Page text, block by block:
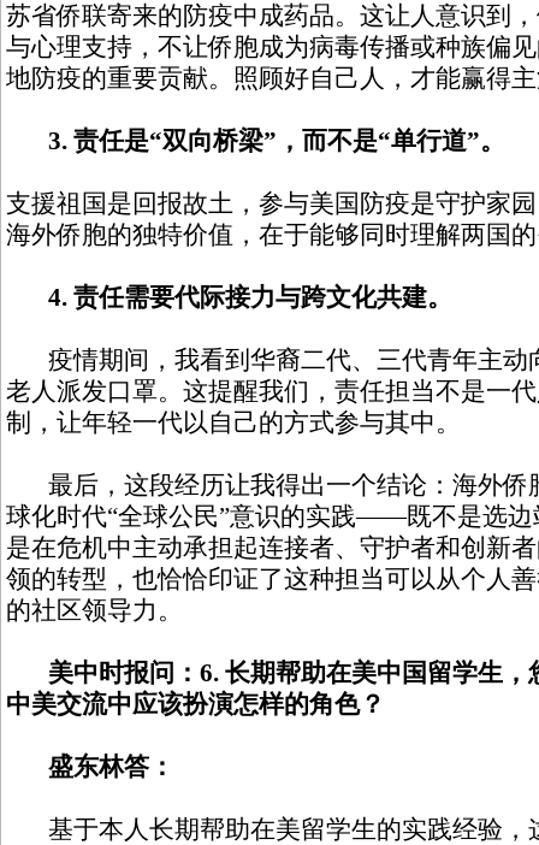
苏省侨联寄来的防疫中成药品。这让人意识到
与心理支持，不让侨胞成为病毒传播或种族偏
地防疫的重要贡献。照顾好自己人，才能赢得
3. 责任是“双向桥梁”，而不是“单行道”。
支援祖国是回报故土，参与美国防疫是守护家
海外侨胞的独特价值，在于能够同时理解两国
4. 责任需要代际接力与跨文化共建。
疫情期间，我看到华裔二代、三代青年主动
老人派发口罩。这提醒我们，责任担当不是一
制，让年轻一代以自己的方式参与其中。
最后，这段经历让我得出一个结论：海外侨
球化时代“全球公民”意识的实践——既不是选
是在危机中主动承担起连接者、守护者和创新
领的转型，也恰恰印证了这种担当可以从个人
的社区领导力。
美中时报问：6. 长期帮助在美中国留学生
中美交流中应该扮演怎样的角色？
盛东林答：
基于本人长期帮助在美留学生的实践经验，